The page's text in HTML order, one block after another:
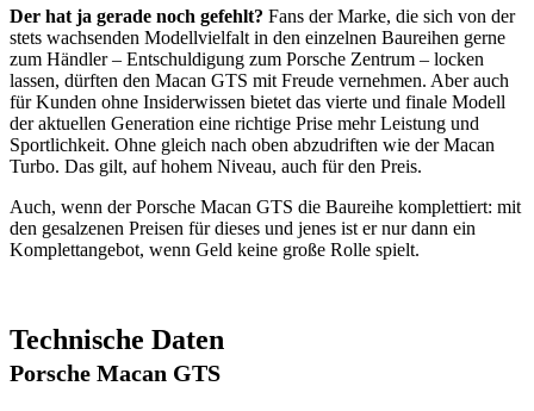
Der hat ja gerade noch gefehlt? Fans der Marke, die sich von der
stets wachsenden Modellvielfalt in den einzelnen Baureihen gerne
zum Händler – Entschuldigung zum Porsche Zentrum – locken
lassen, dürften den Macan GTS mit Freude vernehmen. Aber auch
für Kunden ohne Insiderwissen bietet das vierte und finale Modell
der aktuellen Generation eine richtige Prise mehr Leistung und
Sportlichkeit. Ohne gleich nach oben abzudriften wie der Macan
Turbo. Das gilt, auf hohem Niveau, auch für den Preis.
Auch, wenn der Porsche Macan GTS die Baureihe komplettiert: mit
den gesalzenen Preisen für dieses und jenes ist er nur dann ein
Komplettangebot, wenn Geld keine große Rolle spielt.
Technische Daten
Porsche Macan GTS